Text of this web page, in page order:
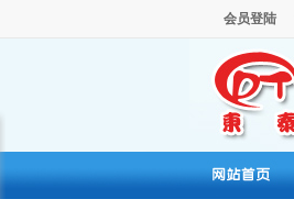
会员登陆